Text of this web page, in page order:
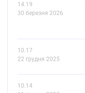
14.19
30 березня 2026
10.17
22 грудня 2025
10.14